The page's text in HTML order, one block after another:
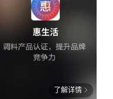
了解详情